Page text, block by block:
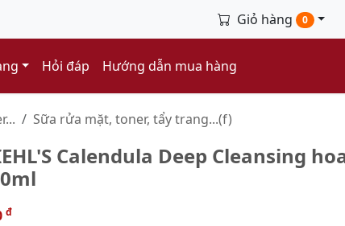
Giỏ hàng 0
Hỏi đáp Hướng dẫn mua hàng
Sữa rửa mặt, toner, tẩy trang...(f)
Calendula Deep Cleansing
đ